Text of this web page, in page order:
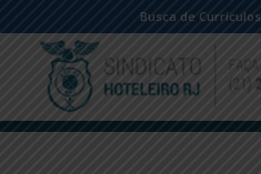
Busca de Currículos